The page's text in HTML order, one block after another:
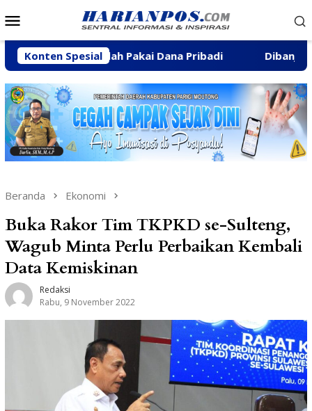
ke
Mobile
Konten Spesial
Ibadah Pakai Dana Pribadi Dibanjiri Aspirasi
Beranda Ekonomi
Buka Rakor Tim TKPKD se-Sulteng,
Wagub Minta Perlu Perbaikan Kembali
Data Kemiskinan
Redaksi
Rabu, 9 November 2022